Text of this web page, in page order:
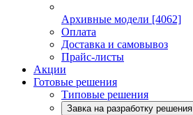
Архивные модели [4062]
Оплата
Доставка и самовывоз
Прайс-листы
Акции
Готовые решения
Типовые решения
Завка на разработку решения